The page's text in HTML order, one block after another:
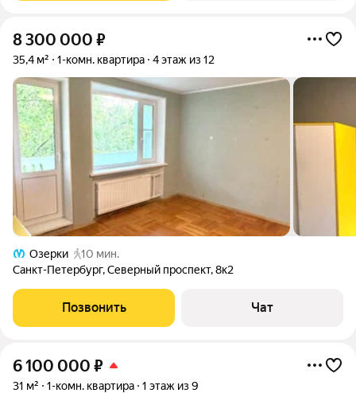
8 300 000 ₽
35,4 м² 1-комн. квартира 4 этаж из 12
Озерки
10 мин.
Санкт-Петербург,Северный проспект,8к2
Позвонить Чат
6 100 000 ₽
31 м² 1-комн. квартира 1 этаж из 9